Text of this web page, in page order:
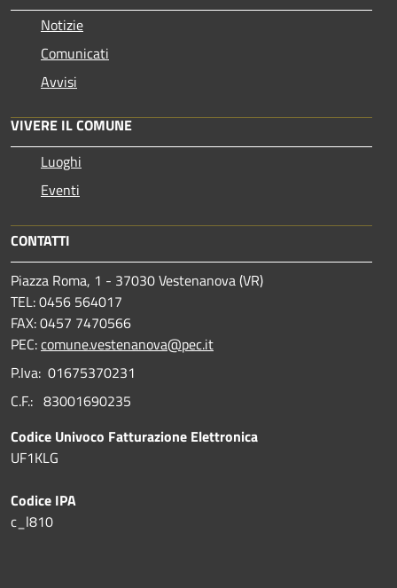
Notizie
Comunicati
Avvisi
VIVERE IL COMUNE
Luoghi
Eventi
CONTATTI
Piazza Roma, 1 - 37030 Vestenanova (VR)
TEL: 0456 564017
FAX: 0457 7470566
PEC:comune.vestenanova@pec.it
P.Iva: 01675370231
C.F.: 83001690235
Codice Univoco Fatturazione Elettronica
UF1KLG
Codice IPA
c_l810